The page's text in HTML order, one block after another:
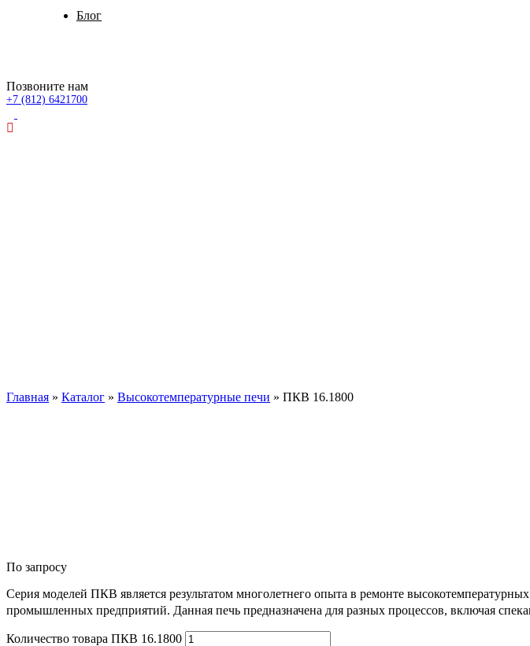
Блог
Позвоните нам
+7 (812) 6421700
Главная » Каталог » Высокотемпературные печи » ПКВ 16.1800
По запросу
Серия моделей ПКВ является результатом многолетнего опыта в ремонте
промышленных предприятий. Данная печь предназначена для разных процессов, включая
Количество товара ПКВ 16.1800